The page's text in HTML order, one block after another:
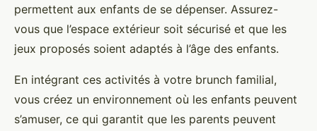
permettent aux enfants de se dépenser. Assurez-
vous que l’espace extérieur soit sécurisé et que les
jeux proposés soient adaptés à l’âge des enfants.
En intégrant ces activités à votre brunch familial,
vous créez un environnement où les enfants peuvent
s’amuser, ce qui garantit que les parents peuvent